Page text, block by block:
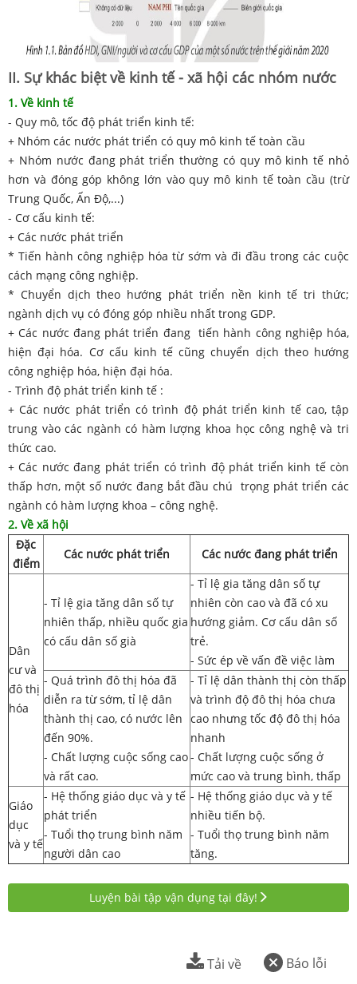
II. Sự khác biệt về kinh tế - xã hội các nhóm nước
1. Về kinh tế
- Quy mô, tốc độ phát triển kinh tế:
+ Nhóm các nước phát triển có quy mô kinh tế toàn cầu
+ Nhóm nước đang phát triển thường có quy mô kinh tế nhỏ
hơn và đóng góp không lớn vào quy mô kinh tế toàn cầu (trừ
Trung Quốc, Ấn Độ,...)
- Cơ cấu kinh tế:
+ Các nước phát triển
* Tiến hành công nghiệp hóa từ sớm và đi đầu trong các cuộc
cách mạng công nghiệp.
* Chuyển dịch theo hướng phát triển nền kinh tế tri thức;
ngành dịch vụ có đóng góp nhiều nhất trong GDP.
+ Các nước đang phát triển đang tiến hành công nghiệp hóa,
hiện đại hóa. Cơ cấu kinh tế cũng chuyển dịch theo hướng
công nghiệp hóa, hiện đại hóa.
- Trình độ phát triển kinh tế :
+ Các nước phát triển có trình độ phát triển kinh tế cao, tập
trung vào các ngành có hàm lượng khoa học công nghệ và tri
thức cao.
+ Các nước đang phát triển có trình độ phát triển kinh tế còn
thấp hơn, một số nước đang bắt đầu chú trọng phát triển các
ngành có hàm lượng khoa – công nghệ.
2. Về xã hội
Đặc
điểm
Các nước phát triển Các nước đang phát triển
Dân
cư và
đô thị
hóa
- Tỉ lệ gia tăng dân số tự
nhiên thấp, nhiều quốc gia
có cấu dân số già
- Tỉ lệ gia tăng dân số tự
nhiên còn cao và đã có xu
hướng giảm. Cơ cấu dân số
trẻ.
- Sức ép về vấn đề việc làm
- Quá trình đô thị hóa đã
diễn ra từ sớm, tỉ lệ dân
thành thị cao, có nước lên
đến 90%.
- Chất lượng cuộc sống cao
và rất cao.
- Tỉ lệ dân thành thị còn thấp
và trình độ đô thị hóa chưa
cao nhưng tốc độ đô thị hóa
nhanh
- Chất lượng cuộc sống ở
mức cao và trung bình, thấp
Giáo
dục
và y tế
- Hệ thống giáo dục và y tế
phát triển
- Tuổi thọ trung bình năm
người dân cao
- Hệ thống giáo dục và y tế
nhiều tiến bộ.
- Tuổi thọ trung bình năm
tăng.
Luyện bài tập vận dụng tại đây!
Báo lỗi
Tải về